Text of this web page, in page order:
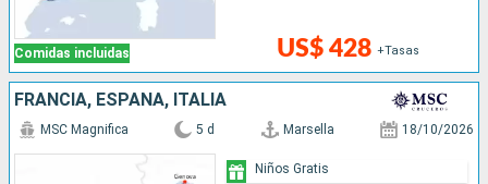
Comidas incluidas US$ 428 +Tasas
FRANCIA, ESPAÑA, ITALIA
MSC Magnifica 5 d Marsella 18/10/2026
Niños Gratis